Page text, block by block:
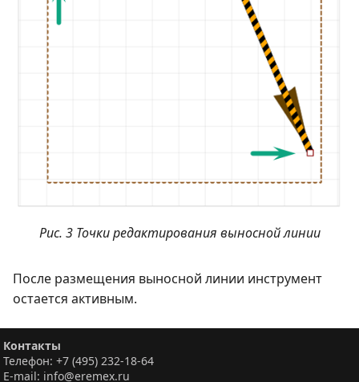
Рис. 3 Точки редактирования выносной линии
После размещения выносной линии инструмент
остается активным.
Контакты
Телефон: +7 (495) 232-18-64
E-mail: info@eremex.ru